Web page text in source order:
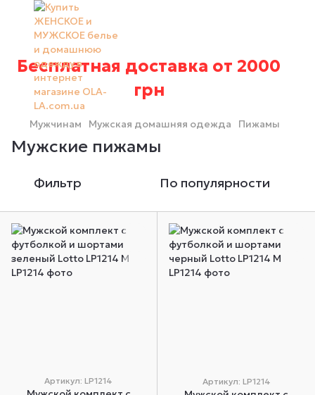
Бесплатная доставка от 2000
грн
Мужчинам Мужская домашняя одежда Пижамы
Мужские пижамы
Фильтр По популярности
Артикул: LP1214 Артикул: LP1214